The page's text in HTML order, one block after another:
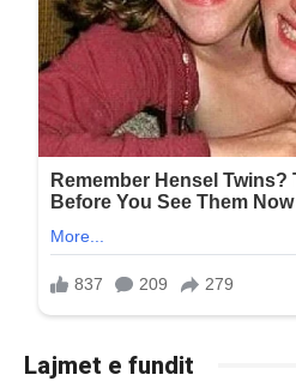
Lajmet e fundit